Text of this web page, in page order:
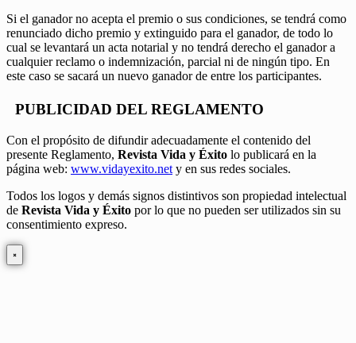
Si el ganador no acepta el premio o sus condiciones, se tendrá como
renunciado dicho premio y extinguido para el ganador, de todo lo
cual se levantará un acta notarial y no tendrá derecho el ganador a
cualquier reclamo o indemnización, parcial ni de ningún tipo. En
este caso se sacará un nuevo ganador de entre los participantes.
PUBLICIDAD DEL REGLAMENTO
Con el propósito de difundir adecuadamente el contenido del
presente Reglamento, Revista Vida y Éxito lo publicará en la
página web: www.vidayexito.net y en sus redes sociales.
Todos los logos y demás signos distintivos son propiedad intelectual
de Revista Vida y Éxito por lo que no pueden ser utilizados sin su
consentimiento expreso.
×